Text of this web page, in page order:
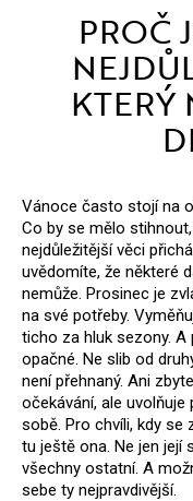
PROČ
KTERÝ
Vánoce často stojí na
Co by se mělo
nejdůležitější věci
uvědomíte, že některé
nemůže. Prosinec je
na své potřeby.
ticho za hluk sezony.
opačné. Ne slib od
není přehnaný. Ani
očekávání, ale uvolňuje
sobě. Pro chvíli, kdy se
tu ještě ona. Ne jen její
všechny ostatní. A
sebe ty nejpravdivější.
HLEDAT
r
u
č
u
j
e
m
e